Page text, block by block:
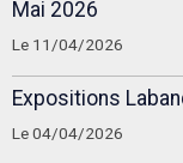
Mai 2026
Le 11/04/2026
Expositions
Le 04/04/2026